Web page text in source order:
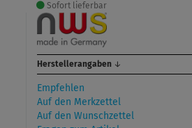
Sofort lieferbar
Herstellerangaben ↓
Empfehlen
Auf den Merkzettel
Auf den Wunschzettel